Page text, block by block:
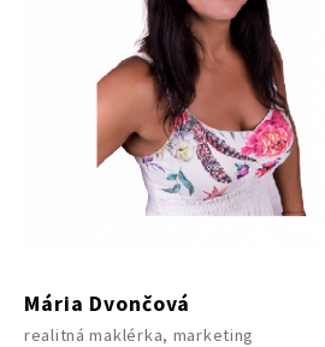
Mária Dvončová
realitná maklérka, marketing